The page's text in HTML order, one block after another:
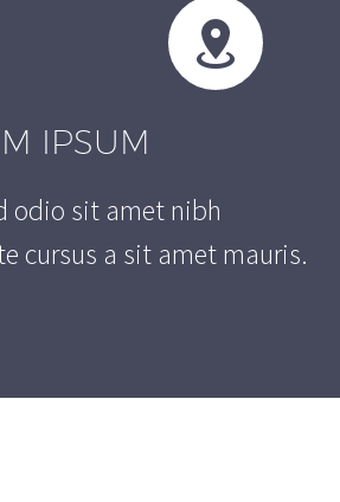


IPSUM
odio sit amet nibh
cursus a sit amet mauris.